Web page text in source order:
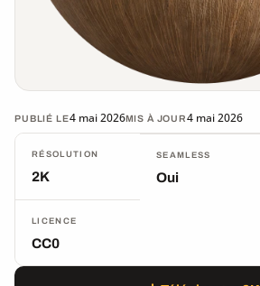
PUBLIÉ LE4 mai 2026MIS À JOUR4 mai 2026
RÉSOLUTION
2K
SEAMLESS
Oui
LICENCE
CC0